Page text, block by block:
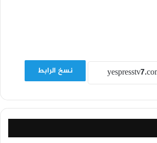
نسخ الرابط